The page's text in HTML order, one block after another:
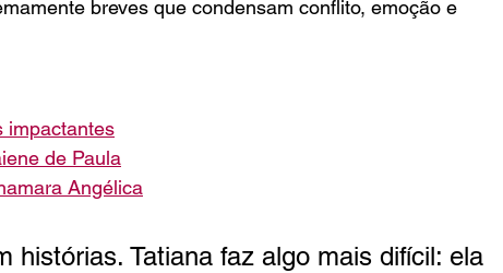
breves que condensam conflito, emoção e
impactantes
de Paula
Angélica
histórias. Tatiana faz algo mais difícil: ela